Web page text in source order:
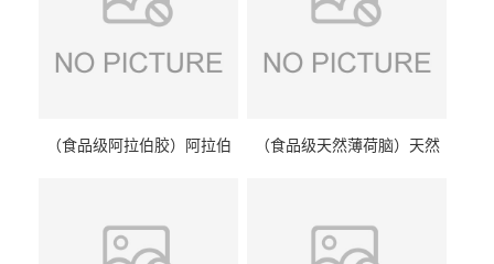
（食品级阿拉伯胶）阿拉伯
（食品级天然薄荷脑）天然